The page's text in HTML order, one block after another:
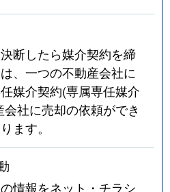
断したら媒介契約を締
、一つの不動産会社に
媒介契約(専属専任媒介
社に売却の依頼ができ
ます。
情報をネット・チラシ